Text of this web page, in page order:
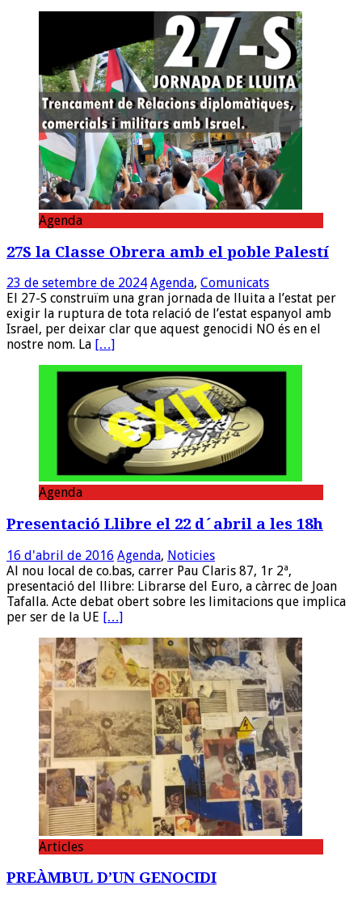
Agenda
27S la Classe Obrera amb el poble Palestí
23 de setembre de 2024 Agenda, Comunicats
El 27-S construïm una gran jornada de lluita a l’estat per
exigir la ruptura de tota relació de l’estat espanyol amb
Israel, per deixar clar que aquest genocidi NO és en el
nostre nom. La […]
Agenda
Presentació Llibre el 22 d´abril a les 18h
16 d'abril de 2016 Agenda, Noticies
Al nou local de co.bas, carrer Pau Claris 87, 1r 2ª,
presentació del llibre: Librarse del Euro, a càrrec de Joan
Tafalla. Acte debat obert sobre les limitacions que implica
per ser de la UE […]
Articles
PREÀMBUL D’UN GENOCIDI